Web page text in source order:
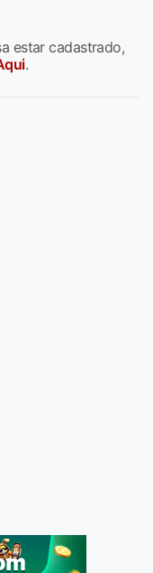
estar cadastrado,
.